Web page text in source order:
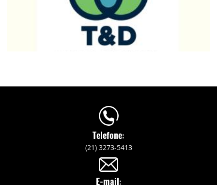
Telefone:
(21) 3273-5413
E-mail: